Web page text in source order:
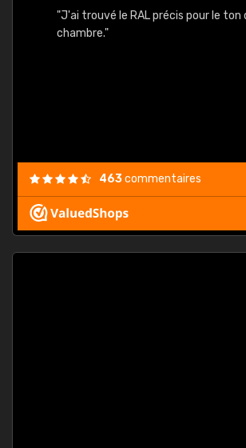
"J'ai trouvé le RAL précis pour le ton
chambre."
463commentaires